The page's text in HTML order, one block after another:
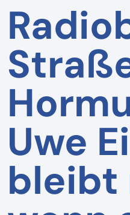
Uwe
bleibt